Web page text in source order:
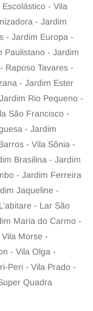
- Vila
- Jardim
- Jardim Europa -
Paulistano - Jardim
Raposo Tavares -
- Jardim Ester
Rio Pequeno -
São Francisco -
- Jardim
- Vila Sônia -
Brasilina - Jardim
- Jardim Ferreira
Jaqueline -
- Lar São
Maria do Carmo -
Morse -
- Vila Olga -
Peri - Vila Prado -
Quadra